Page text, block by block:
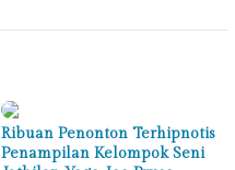
Ribuan Penonton Terhipnotis
Penampilan Kelompok Seni